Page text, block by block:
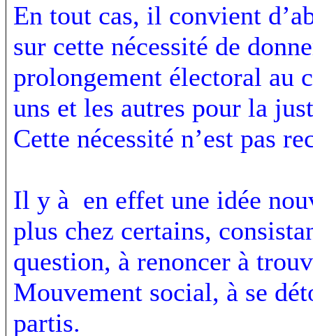
En tout cas, il convient
sur cette nécessité de
prolongement électoral au
uns et les autres pour la
Cette nécessité n’est pas
Il y à en effet une idée
plus chez certains,
question, à renoncer à
Mouvement social, à se
partis.